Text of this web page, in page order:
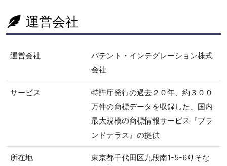
運営会社
運営会社
パテント・インテグレーション株式
会社
サービス
特許庁発行の過去２０年、約３００
万件の商標データを収録した、国内
最大規模の商標情報サービス『ブラ
ンドテラス』の提供
所在地
東京都千代田区九段南1-5-6りそな